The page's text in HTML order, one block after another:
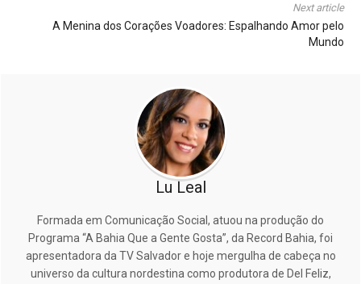
Next article
A Menina dos Corações Voadores: Espalhando Amor pelo
Mundo
Lu Leal
Formada em Comunicação Social, atuou na produção do
Programa “A Bahia Que a Gente Gosta”, da Record Bahia, foi
apresentadora da TV Salvador e hoje mergulha de cabeça no
universo da cultura nordestina como produtora de Del Feliz,